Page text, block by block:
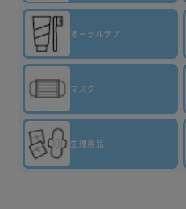
オーラルケア
マスク
生理用品